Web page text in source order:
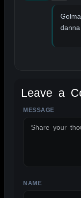
danna
Leave a
MESSAGE
NAME
ALTERNATIVE: